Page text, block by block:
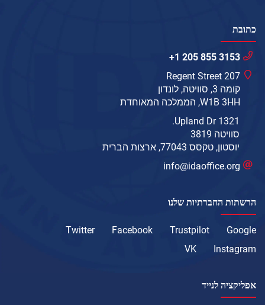
כתובת
+1 205 855 3153
207 Regent Street
קומה 3, סוויטה, לונדון
W1B 3HH, הממלכה המאוחדת
1321 Upland Dr.
סוויטה 3819
יוסטון, טקסס 77043, ארצות הברית
info@idaoffice.org
הרשתות החברתיות שלנו
Google
Trustpilot
Facebook
Twitter
Instagram
VK
אפליקציה לנייד